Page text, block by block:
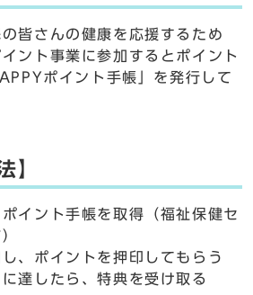
皆さんの健康を応援するため
ント事業に参加するとポイント
ポイント手帳」を発行して
】
イント手帳を取得（福祉保健セ
、ポイントを押印してもらう
達したら、特典を受け取る